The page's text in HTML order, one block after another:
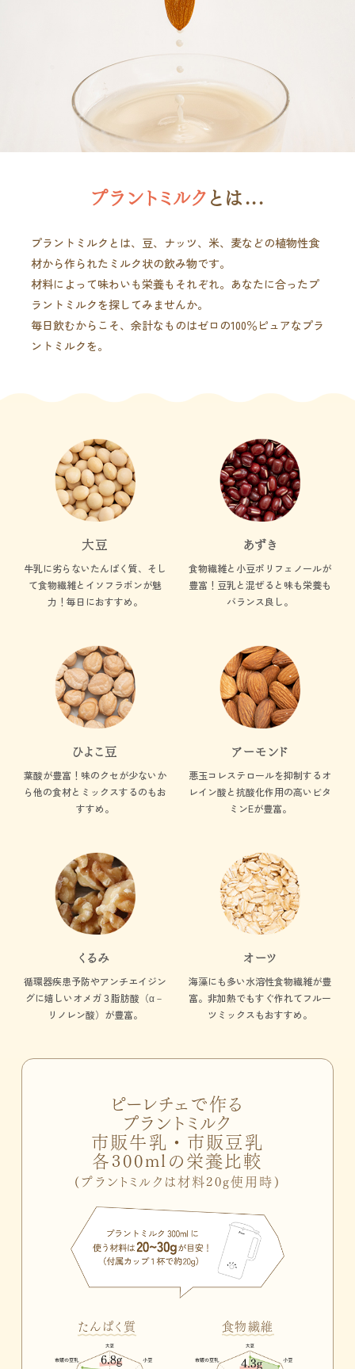
プラントミルク とは...
プラントミルクとは、豆、ナッツ、米、麦などの植物性食
材から作られたミルク状の飲み物です。
材料によって味わいも栄養もそれぞれ。あなたに合ったプ
ラントミルクを探してみませんか。
毎日飲むからこそ、余計なものはゼロの100％ピュアなプラ
ントミルクを。
大豆
牛乳に劣らないたんぱく質、 そし
て食物繊維とイソフラボンが魅
力！ 毎日におすすめ。
あずき
食物繊維と小豆ポリフェノールが
豊富！ 豆乳と混ぜると味も栄養も
バランス良し。
ひよこ豆
葉酸が豊富！味のクセが少ないか
ら他の食材とミックスするのもお
すすめ。
アーモンド
悪玉コレステロールを抑制するオ
レイン酸と抗酸化作用の高い ビタ
ミンEが豊富。
くるみ
循環器疾患予防やアンチエイジン
グに嬉しいオメガ３脂肪酸 （α－
リノレン酸）が豊富。
オーツ
海藻にも多い水溶性食物繊維が豊
富。非加熱でもすぐ作れてフルー
ツミックスもおすすめ。
ピーレチェで作る
プラントミルク
市販牛乳・市販豆乳
各300mlの栄養比較
(プラントミルクは材料20g使用時)
たんぱく質 食物繊維